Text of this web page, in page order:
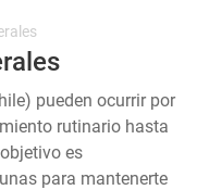
pueden ocurrir por
rutinario hasta
es
para mantenerte